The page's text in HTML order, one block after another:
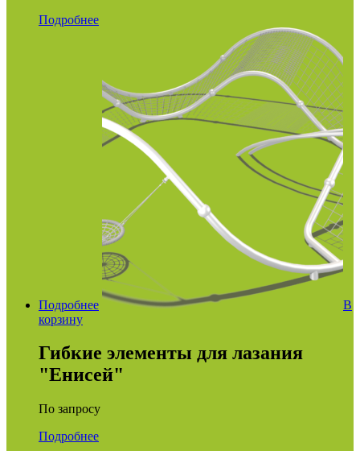
Подробнее
Подробнее
В
корзину
Гибкие элементы для лазания
"Енисей"
По запросу
Подробнее